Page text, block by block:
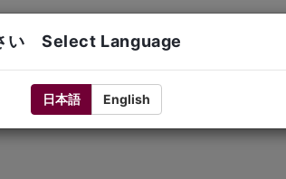
い Select Language
日本語 English